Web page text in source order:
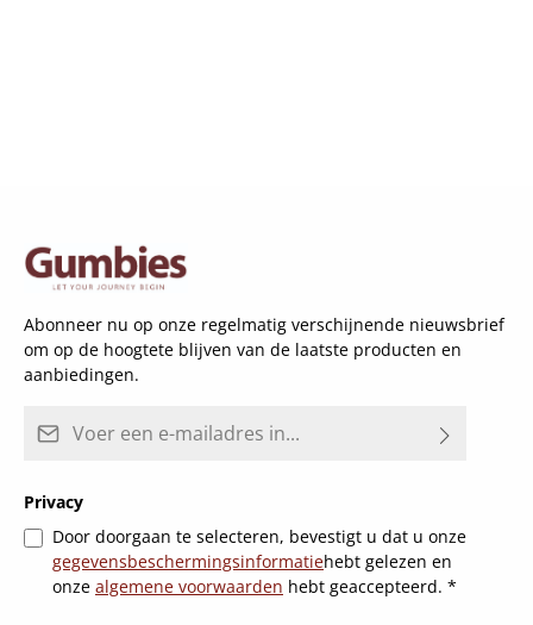
Abonneer nu op onze regelmatig verschijnende nieuwsbrief
om op de hoogtete blijven van de laatste producten en
aanbiedingen.
Privacy
Door doorgaan te selecteren, bevestigt u dat u onze
gegevensbeschermingsinformatiehebt gelezen en
onze algemene voorwaarden hebt geaccepteerd. *